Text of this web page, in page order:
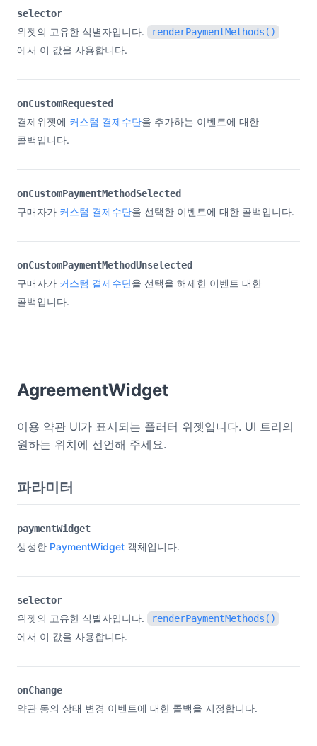
selector
위젯의 고유한 식별자입니다. renderPaymentMethods()
에서 이 값을 사용합니다.
onCustomRequested
결제위젯에 커스텀 결제수단을 추가하는 이벤트에 대한
콜백입니다.
onCustomPaymentMethodSelected
구매자가 커스텀 결제수단을 선택한 이벤트에 대한 콜백입니다.
onCustomPaymentMethodUnselected
구매자가 커스텀 결제수단을 선택을 해제한 이벤트 대한
콜백입니다.
AgreementWidget
이용 약관 UI가 표시되는 플러터 위젯입니다. UI 트리의
원하는 위치에 선언해 주세요.
파라미터
paymentWidget
생성한 PaymentWidget 객체입니다.
selector
위젯의 고유한 식별자입니다. renderPaymentMethods()
에서 이 값을 사용합니다.
onChange
약관 동의 상태 변경 이벤트에 대한 콜백을 지정합니다.